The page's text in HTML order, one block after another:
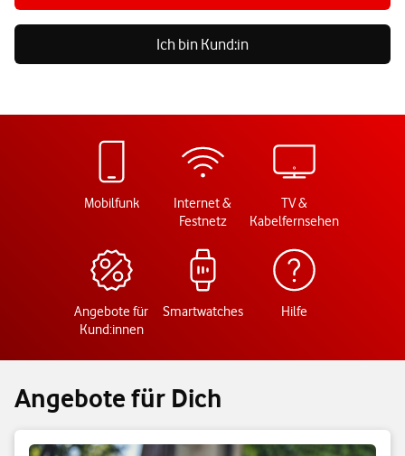
Ich bin Kund:in
Mobilfunk
Internet &
Festnetz
TV &
Kabelfernsehen
Angebote für
Kund:innen
Smartwatches Hilfe
Angebote für Dich